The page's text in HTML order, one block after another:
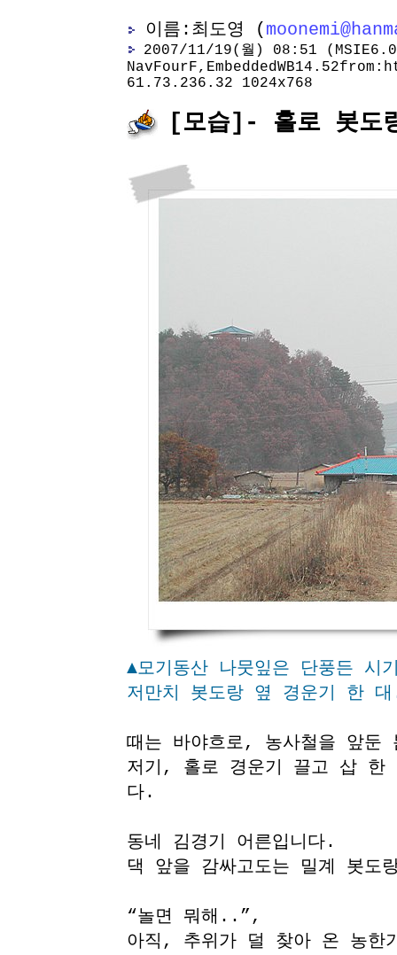
이름:최도영 (
2007/11/19(월) 08:51
61.73.236.32 1024x768
[모습]- 홀로 봇
▲모기동산 나뭇잎은 단풍든 시
저만치 봇도랑 옆 경운기 한
때는 바야흐로, 농사철을 앞둔
저기, 홀로 경운기 끌고 삽 한
다.
동네 김경기 어른입니다.
댁 앞을 감싸고도는 밀계 봇도
“놀면 뭐해..”,
아직, 추위가 덜 찾아 온 농한